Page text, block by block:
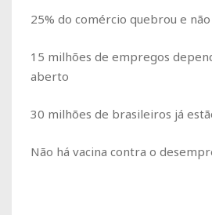
25% do comércio quebrou e
15 milhões de empregos
aberto
30 milhões de brasileiros já
Não há vacina contra o